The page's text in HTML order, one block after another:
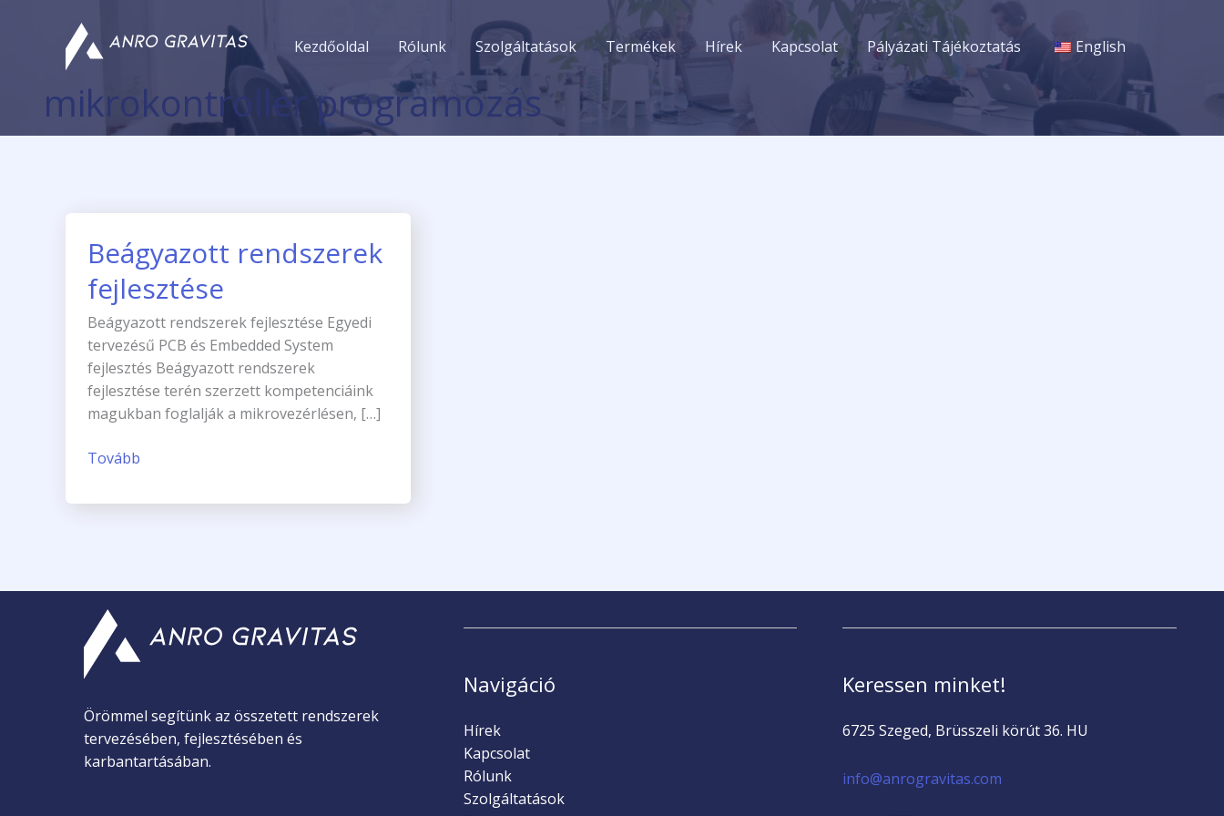
Kezdőoldal Rólunk Szolgáltatások Termékek Hírek Kapcsolat Pályázati Tájékoztatás English
mikrokontroller programozás
Beágyazott rendszerek
fejlesztése
Beágyazott rendszerek fejlesztése Egyedi
tervezésű PCB és Embedded System
fejlesztés Beágyazott rendszerek
fejlesztése terén szerzett kompetenciáink
magukban foglalják a mikrovezérlésen, […]
Beágyazott
rendszerek
fejlesztése
Tovább
Örömmel segítünk az összetett rendszerek
tervezésében, fejlesztésében és
karbantartásában.
Navigáció
Hírek
Kapcsolat
Rólunk
Szolgáltatások
Keressen minket!
6725 Szeged, Brüsszeli körút 36. HU
info@anrogravitas.com